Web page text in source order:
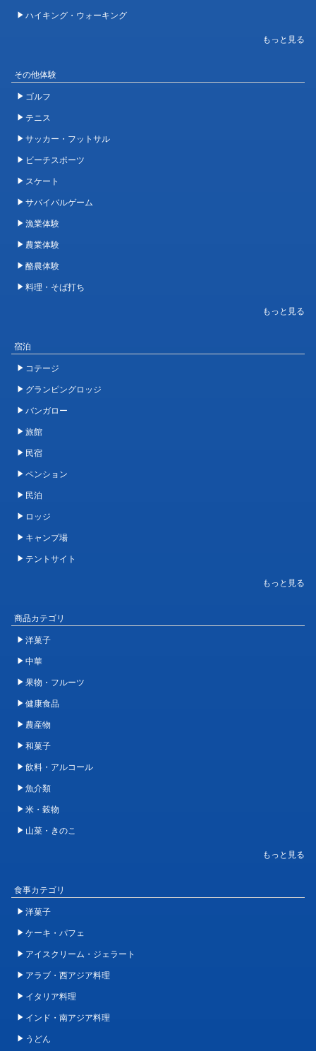
ハイキング・ウォーキング
その他体験
ゴルフ
テニス
サッカー・フットサル
ビーチスポーツ
スケート
サバイバルゲーム
漁業体験
農業体験
酪農体験
料理・そば打ち
宿泊
コテージ
グランピングロッジ
バンガロー
旅館
民宿
ペンション
民泊
ロッジ
キャンプ場
テントサイト
商品カテゴリ
洋菓子
中華
果物・フルーツ
健康食品
農産物
和菓子
飲料・アルコール
魚介類
米・穀物
山菜・きのこ
食事カテゴリ
洋菓子
ケーキ・パフェ
アイスクリーム・ジェラート
アラブ・西アジア料理
イタリア料理
インド・南アジア料理
うどん